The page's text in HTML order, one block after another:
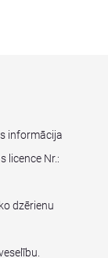
informācija
licence Nr.:
dzērienu